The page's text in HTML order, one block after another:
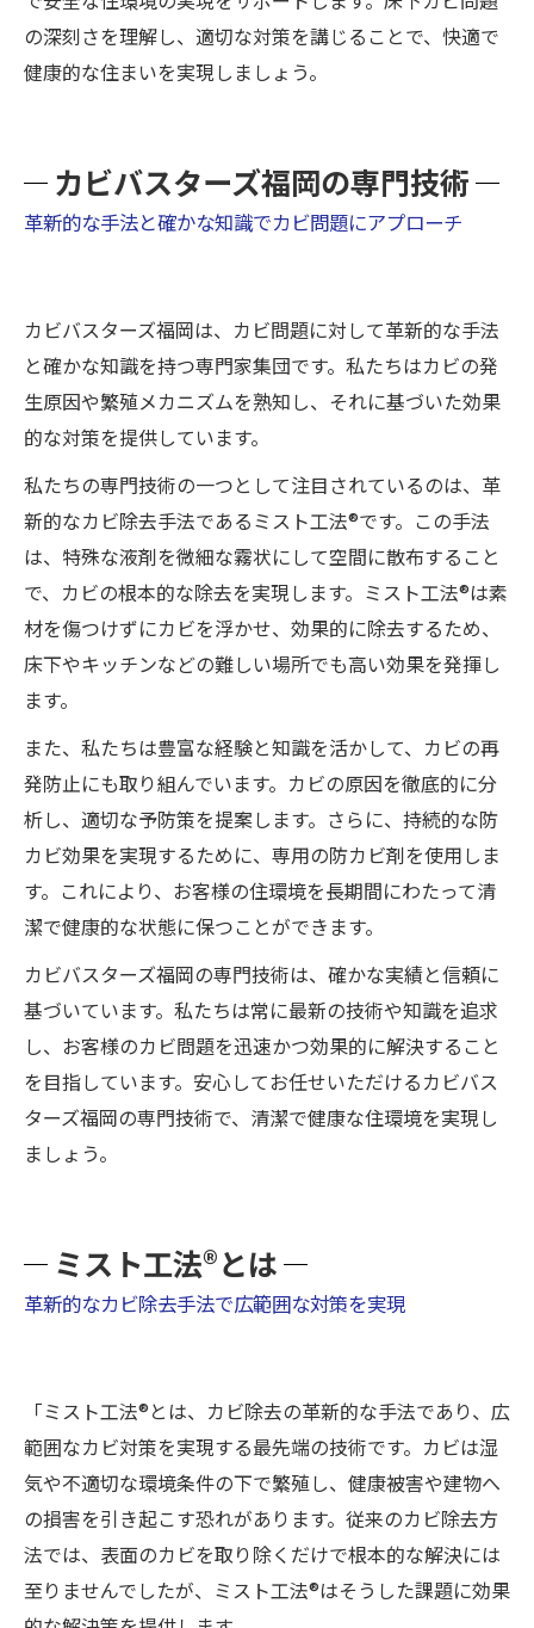
の深刻さを理解し、適切な対策を講じることで、快適で
健康的な住まいを実現しましょう。
カビバスターズ福岡の専門技術
革新的な手法と確かな知識でカビ問題にアプローチ
カビバスターズ福岡は、カビ問題に対して革新的な手法
と確かな知識を持つ専門家集団です。私たちはカビの発
生原因や繁殖メカニズムを熟知し、それに基づいた効果
的な対策を提供しています。
私たちの専門技術の一つとして注目されているのは、革
新的なカビ除去手法であるミスト工法®です。この手法
は、特殊な液剤を微細な霧状にして空間に散布すること
で、カビの根本的な除去を実現します。ミスト工法®は素
材を傷つけずにカビを浮かせ、効果的に除去するため、
床下やキッチンなどの難しい場所でも高い効果を発揮し
ます。
また、私たちは豊富な経験と知識を活かして、カビの再
発防止にも取り組んでいます。カビの原因を徹底的に分
析し、適切な予防策を提案します。さらに、持続的な防
カビ効果を実現するために、専用の防カビ剤を使用しま
す。これにより、お客様の住環境を長期間にわたって清
潔で健康的な状態に保つことができます。
カビバスターズ福岡の専門技術は、確かな実績と信頼に
基づいています。私たちは常に最新の技術や知識を追求
し、お客様のカビ問題を迅速かつ効果的に解決すること
を目指しています。安心してお任せいただけるカビバス
ターズ福岡の専門技術で、清潔で健康な住環境を実現し
ましょう。
ミスト工法®とは
革新的なカビ除去手法で広範囲な対策を実現
「ミスト工法®とは、カビ除去の革新的な手法であり、広
範囲なカビ対策を実現する最先端の技術です。カビは湿
気や不適切な環境条件の下で繁殖し、健康被害や建物へ
の損害を引き起こす恐れがあります。従来のカビ除去方
法では、表面のカビを取り除くだけで根本的な解決には
至りませんでしたが、ミスト工法®はそうした課題に効果